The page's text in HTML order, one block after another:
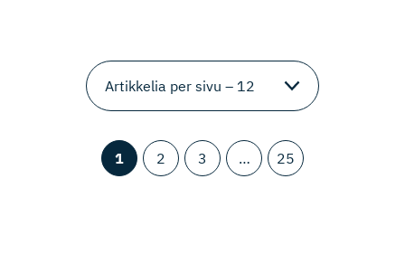
1 2 3 … 25